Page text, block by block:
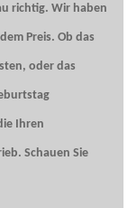
richtig. Wir haben
Preis. Ob das
oder das
Ihren
Schauen Sie